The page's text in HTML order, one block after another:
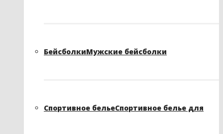
БейсболкиМужские бейсболки
Спортивное бельеСпортивное белье для